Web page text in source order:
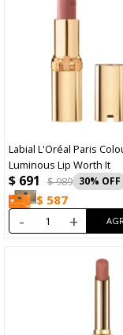
Labial L'Oréal Paris
Luminous Lip Worth It
$ 691 $989 30
$ 587
- +